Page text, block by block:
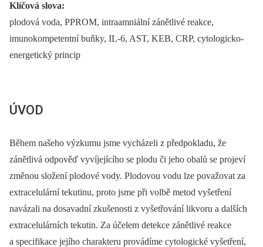
Klíčová slova:
plodová voda, PPROM, intraamniální zánětlivé reakce,
imunokompetentní buňky, IL-6, AST, KEB, CRP, cytologicko-
energetický princip
ÚVOD
Během našeho výzkumu jsme vycházeli z předpokladu, že
zánětlivá odpověď vyvíjejícího se plodu či jeho obalů se projeví
změnou složení plodové vody. Plodovou vodu lze považovat za
extracelulární tekutinu, proto jsme při volbě metod vyšetření
navázali na dosavadní zkušenosti z vyšetřování likvoru a dalších
extracelulárních tekutin. Za účelem detekce zánětlivé reakce
a specifikace jejího charakteru provádíme cytologické vyšetření,